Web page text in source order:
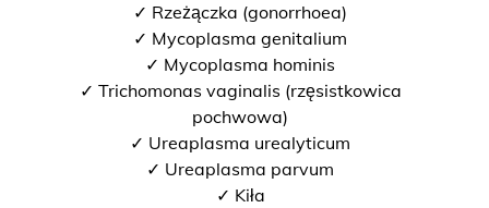
✓ Rzeżączka (gonorrhoea)
✓ Mycoplasma genitalium
✓ Mycoplasma hominis
✓ Trichomonas vaginalis (rzęsistkowica
pochwowa)
✓ Ureaplasma urealyticum
✓ Ureaplasma parvum
✓ Kiła